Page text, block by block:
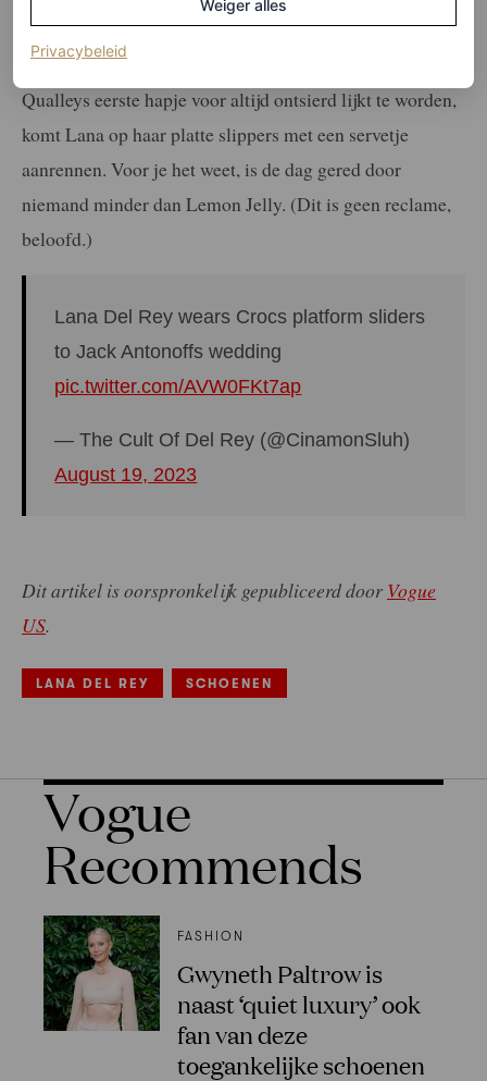
heeft uitgespuugd. Taylor, Cara en Zoë zijn natuurlijk
geen hulp op hun stiletto’s. Maar net op het moment dat
Qualleys eerste hapje voor altijd ontsierd lijkt te worden,
komt Lana op haar platte slippers met een servetje
aanrennen. Voor je het weet, is de dag gered door
niemand minder dan Lemon Jelly. (Dit is geen reclame,
beloofd.)
Lana Del Rey wears Crocs platform sliders
to Jack Antonoffs wedding
pic.twitter.com/AVW0FKt7ap
— The Cult Of Del Rey (@CinamonSluh)
August 19, 2023
Dit artikel is oorspronkelijk gepubliceerd door Vogue
US.
LANA DEL REY SCHOENEN
Vogue
Recommends
FASHION
Gwyneth Paltrow is
naast ‘quiet luxury’ ook
fan van deze
toegankelijke schoenen
Weiger alles
Privacybeleid